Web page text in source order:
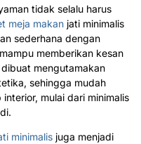
tidak selalu harus
meja makan jati minimalis
sederhana dengan
memberikan kesan
mengutamakan
sehingga mudah
mulai dari minimalis
minimalis juga menjadi